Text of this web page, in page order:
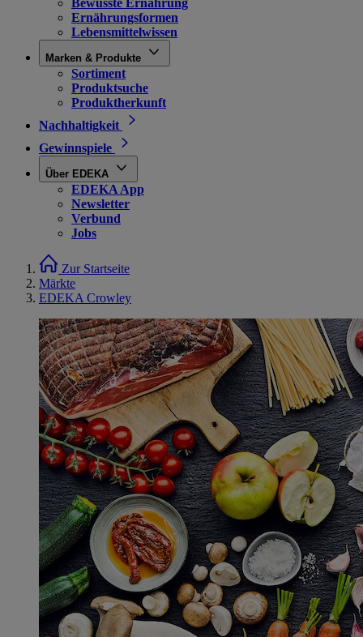
Bewusste Ernährung
Ernährungsformen
Lebensmittelwissen
Marken & Produkte
Sortiment
Produktsuche
Produktherkunft
Nachhaltigkeit
Gewinnspiele
Über EDEKA
EDEKA App
Newsletter
Verbund
Jobs
Zur Startseite
Märkte
EDEKA Crowley